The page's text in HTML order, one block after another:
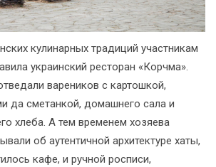
кулинарных традиций участникам
украинский ресторан «Корчма».
вареников с картошкой,
да сметанкой, домашнего сала и
хлеба. А тем временем хозяева
об аутентичной архитектуре хаты,
кафе, и ручной росписи,